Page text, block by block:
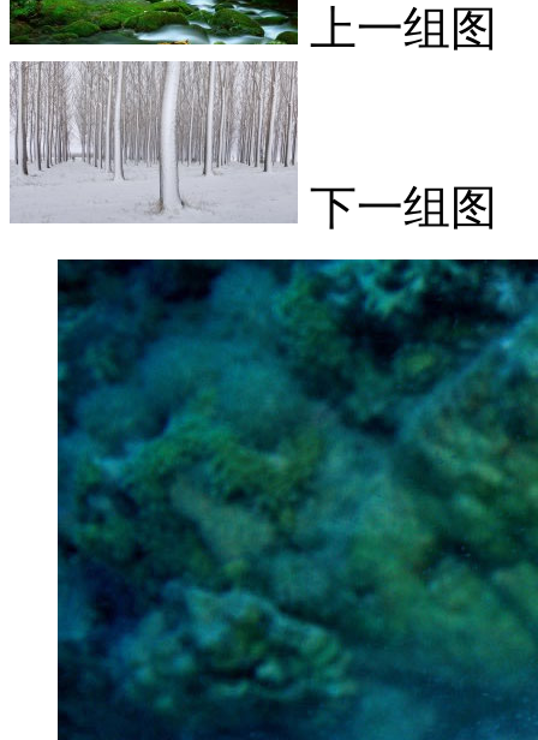
上一组图
下一组图